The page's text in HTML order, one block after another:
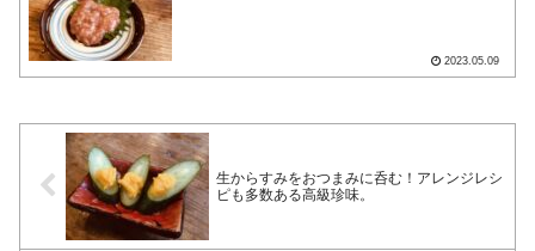
2023.05.09
生からすみをおつまみに呑む！アレンジレシ
ピも多数ある高級珍味。